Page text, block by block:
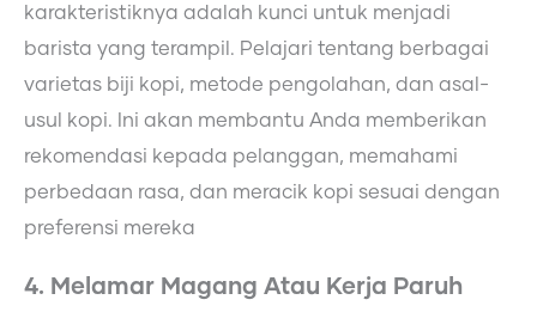
karakteristiknya adalah kunci untuk menjadi
barista yang terampil. Pelajari tentang berbagai
varietas biji kopi, metode pengolahan, dan asal-
usul kopi. Ini akan membantu Anda memberikan
rekomendasi kepada pelanggan, memahami
perbedaan rasa, dan meracik kopi sesuai dengan
preferensi mereka
4. Melamar Magang Atau Kerja Paruh